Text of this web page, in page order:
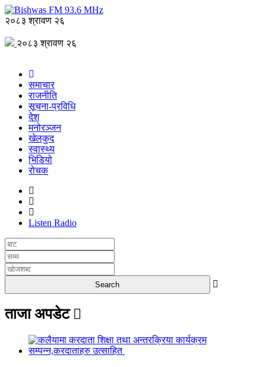
२०८३ श्रावण २६
२०८३ श्रावण २६
समाचार
राजनीति
सूचना-प्रविधि
देश
मनोरञ्जन
खेलकुद
स्वास्थ्य
भिडियो
रोचक
Listen Radio
ताजा अपडेट